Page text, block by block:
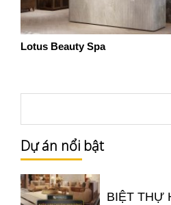
Lotus Beauty Spa
Dự án nổi bật
BIỆT THỰ